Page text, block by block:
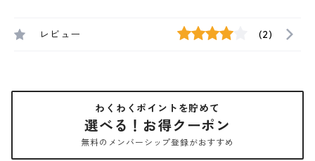
レビュー (2)
わくわくポイントを貯めて
選べる！お得クーポン
無料のメンバーシップ登録がおすすめ